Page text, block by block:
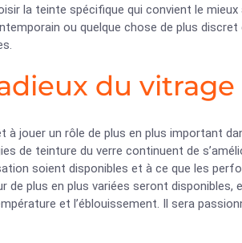
la teinte spécifique qui convient le mieux
ou quelque chose de plus
du
à jouer un rôle de plus en plus important
de teinture du verre continuent de
soient disponibles et à ce que les
de plus en plus variées seront disponibles,
et l’éblouissement. Il sera